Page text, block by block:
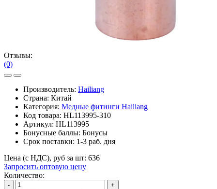
Отзывы:
(0)
Производитель: Hailiang
Страна: Китай
Категория: Медные фитинги Hailiang
Код товара: HL113995-310
Артикул: HL113995
Бонусные баллы: Бонусы
Срок поставки: 1-3 раб. дня
Цена (с НДС), руб за шт: 636
Запросить оптовую цену
Количество:
-
+